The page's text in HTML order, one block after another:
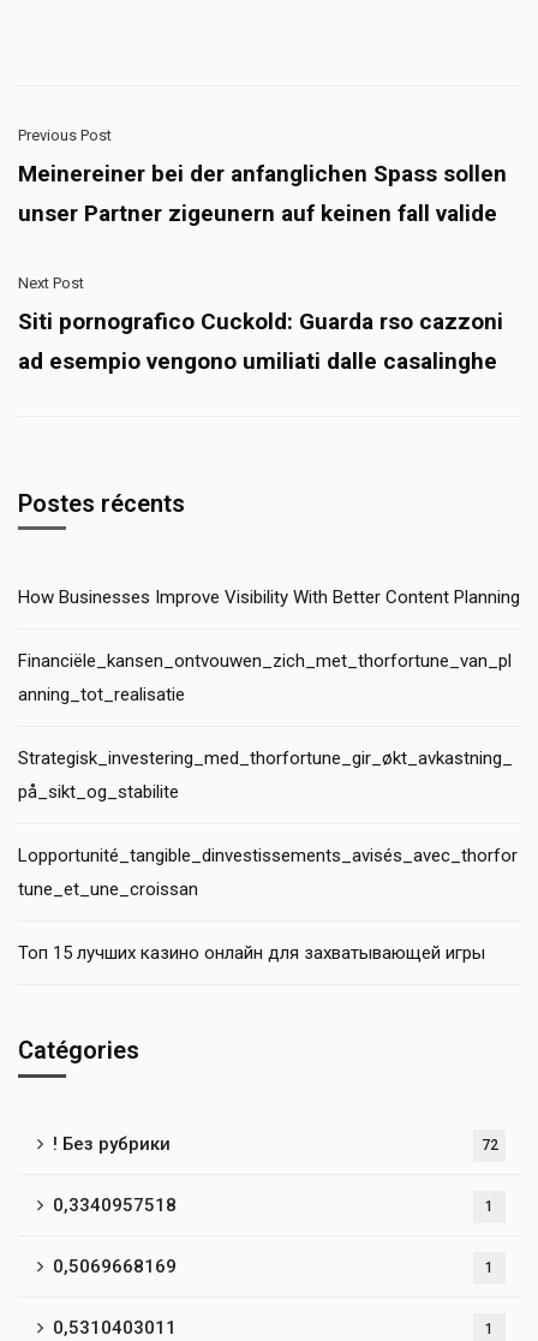
Previous Post
Meinereiner bei der anfanglichen Spass sollen
unser Partner zigeunern auf keinen fall valide
Next Post
Siti pornografico Cuckold: Guarda rso cazzoni
ad esempio vengono umiliati dalle casalinghe
Postes récents
How Businesses Improve Visibility With Better Content Planning
Financiële_kansen_ontvouwen_zich_met_thorfortune_van_pl
anning_tot_realisatie
Strategisk_investering_med_thorfortune_gir_økt_avkastning_
på_sikt_og_stabilite
Lopportunité_tangible_dinvestissements_avisés_avec_thorfor
tune_et_une_croissan
Топ 15 лучших казино онлайн для захватывающей игры
Catégories
! Без рубрики 72
0,3340957518 1
0,5069668169 1
0,5310403011 1